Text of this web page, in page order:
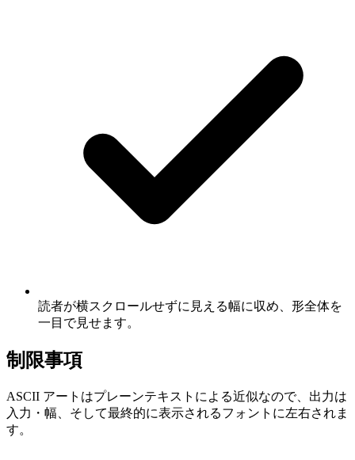
読者が横スクロールせずに見える幅に収め、形全体を
一目で見せます。
制限事項
ASCII アートはプレーンテキストによる近似なので、出力は
入力・幅、そして最終的に表示されるフォントに左右されま
す。